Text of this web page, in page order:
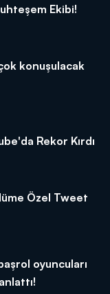
Ekibi!
konuşulacak
Rekor Kırdı
Özel Tweet
oyuncuları